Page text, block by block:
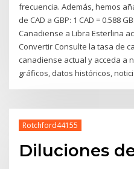
frecuencia. Además, hemos
de CAD a GBP: 1 CAD = 0.588
Canadiense a Libra Esterlina
Convertir Consulte la tasa de
canadiense actual y acceda a
gráficos, datos históricos,
Rotchford44155
Diluciones